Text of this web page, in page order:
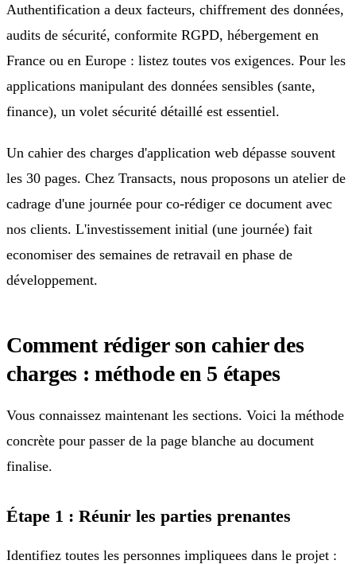
Authentification a deux facteurs, chiffrement des données,
audits de sécurité, conformite RGPD, hébergement en
France ou en Europe : listez toutes vos exigences. Pour les
applications manipulant des données sensibles (sante,
finance), un volet sécurité détaillé est essentiel.
Un cahier des charges d'application web dépasse souvent
les 30 pages. Chez Transacts, nous proposons un atelier de
cadrage d'une journée pour co-rédiger ce document avec
nos clients. L'investissement initial (une journée) fait
economiser des semaines de retravail en phase de
développement.
Comment rédiger son cahier des
charges : méthode en 5 étapes
Vous connaissez maintenant les sections. Voici la méthode
concrète pour passer de la page blanche au document
finalise.
Étape 1 : Réunir les parties prenantes
Identifiez toutes les personnes impliquees dans le projet :